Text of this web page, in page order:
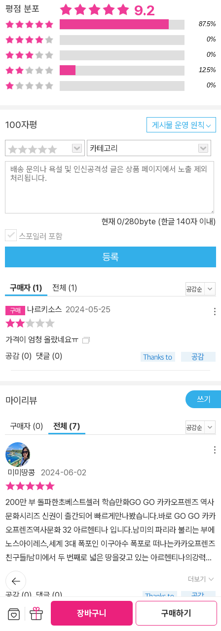
장바구니 구매하기
있는 구성으로 학습 효과를 높였다! 세계를 무대로 꿈꾸며 성장할 아
이들에게 어린 시절의 다양한 경험은 꿈의 크기를 바꾸게 할 만큼 중
요한 일이다. 이 시리즈는 세계로 나아가 꿈을 펼칠 아이들을 위해 기
획된 ‘세계 역사 문화 체험 학습만화’로, 처음 세계를 접하는 아이들의
호기심을 자극할 만한 주제와 내용을 재미있는 스토리로 풀어내어 세
계에 대한 관심을 높인다. 다채로운 역사, 문화, 인물들의 에피소드를
통해 직접 역사의 한 장면을 경험한 듯이 내용을 이해하고, 생생한 사
넓게 구체화할 수 있다. 책 말미에 구성된 연표를 통해 세계 역사의 흐
름을 파악하고, 컬러링으로 즐겁게 마무리하는 짜임새 있는 구성으로
이뤄진 이 도서는 세계사를 처음 접하는 아이들도 세계 여러 국가의
역사와 문화를 쉽고 재미있게 느낄 수 있도록 도움을 준다. <Go Go
카카오프렌즈>와 함께 온 가족이 방구석 세계 여행을 떠나 보자! 카
Go Go! 남미에서 두 번째로 넓은 땅을 자랑하는 아르헨티나. 북부의
사막 지대와 파타고니아의 고원, 대초원 팜파스 등 광활한 자연이 가
득하다. 한때 에스파냐의 식민지였지만 라틴 아메리카의 독립을 이끈
남미의 강국이기도 하다. 다양하고 경이로운 대자연부터 짧은 역사
속 꽃피운 문화까지 엿볼 수 있는 아르헨티나에서 카카오프렌즈는 어
떤 여행을 하게 될까? 안데스산맥에서 서른두 번째 여행을 시작한 카
카오프렌즈. 카카오프렌즈는 아르헨티나를 에스파냐의 식민 지배에
서 해방시키고, 칠레와 페루의 독립에도 공헌한 아르헨티나의 독립
영웅 산마르틴을 만난다. 수도 부에노스아이레스에서는 7월 9일 거
리, 마요 광장 등 아르헨티나의 독립 역사를 담은 유적들을 마주하며
독립을 위해 힘썼던 아르헨티나 국민의 투지를 느낀다. 남미의 카우
나의 이야기도 엿보고 온 카카오프렌즈! 이번 아르헨티나 여행에선
역사 퍼즐을 저장하기 위해 탱고의 발상지인 라 보카에서 카카오프렌
즈가 이프 남매와 정열적인 탱고 대결도 펼치는데… 참! 세계 3대 폭
포 중 하나인 이구아수 폭포와 움직이는 빙하인 페리토 모레노 빙하,
세상의 끝 우수아이아도 빼놓을 수 없다. 이프 남매로부터 세계의 역
사를 지키는 히어로 카카오프렌즈와 함께 지금 바로 아르헨티나로 시
간 여행을 떠나 보자!
평점 분포 9.2
87.5%
0%
0%
12.5%
0%
100자평 게시물 운영 원칙
카테고리
현재 0/280byte (한글 140자 이내)
스포일러 포함
등록
구매자 (1) 전체 (1)
나르키소스 2024-05-25
가격이 엄청 올랐네요ㅠ
공감 (0) 댓글 (0)
마이리뷰 쓰기
구매자 (0) 전체 (7)
미미땅콩 2024-06-02
200만 부 돌파한초베스트셀러 학습만화GO GO 카카오프렌즈 역사
문화시리즈 신권이 출간되어 빠르게만나봤습니다.바로 GO GO 카카
오프렌즈역사문화 32 아르헨티나 입니다.남미의 파리라 불리는 부에
노스아이레스,세계 3대 폭포인 이구아수 폭포로 떠나는카카오프렌즈
친구들!남미에서 두 번째로 넓은 땅을갖고 있는 아르헨티나의강력한
역사와 대자연 이야기를살펴볼 수 있어요.아르헨티나의 역사와문화
로 구성된 학습 페이지와역사 흐름을 파악할 수 있는연표까지 알찬
구성으로아이들의 교양을 쑥쑥 키워줄GO GO 카카오프렌즈 역사문
화32아르헨티나 만나보시길 바라요.
더보기
공감 (0) 댓글 (0)
뒤로가
기